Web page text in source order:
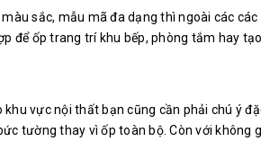
sắc, mẫu mã đa dạng thì ngoài các
để ốp trang trí khu bếp, phòng tắm hay
khu vực nội thất bạn cũng cần phải chú ý
tường thay vì ốp toàn bộ. Còn với